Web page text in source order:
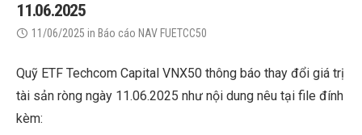
11.06.2025
11/06/2025 in Báo cáo NAV FUETCC50
Quỹ ETF Techcom Capital VNX50 thông báo thay đổi giá trị
tài sản ròng ngày 11.06.2025 như nội dung nêu tại file đính
kèm: